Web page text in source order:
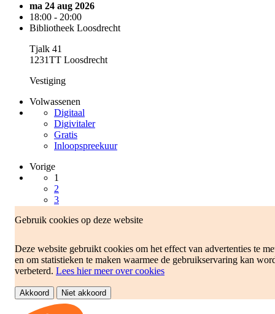
Gebruik cookies op deze website
Deze website gebruikt cookies om het effect van advertenties te
en om statistieken te maken waarmee de gebruikservaring kan
verbeterd. Lees hier meer over cookies
Akkoord Niet akkoord
ma 24 aug 2026
18:00 - 20:00
Bibliotheek Loosdrecht
Tjalk 41
1231TT Loosdrecht
Vestiging
Volwassenen
Digitaal
Digivitaler
Gratis
Inloopspreekuur
Vorige
1
2
3
5
7
8
9
10
Volgende